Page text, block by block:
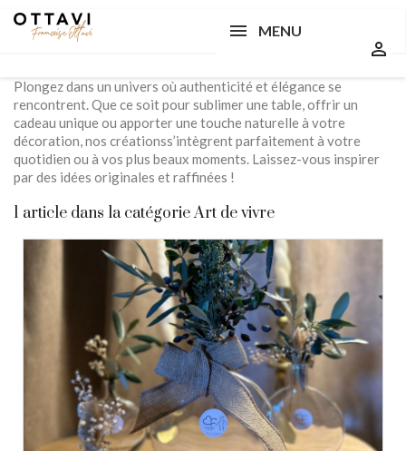
MENU

Plongez dans un univers où authenticité et élégance se
rencontrent. Que ce soit pour sublimer une table, offrir un
cadeau unique ou apporter une touche naturelle à votre
décoration, nos créationss’intègrent parfaitement à votre
quotidien ou à vos plus beaux moments. Laissez-vous inspirer
par des idées originales et raffinées !
1 article dans la catégorie Art de vivre